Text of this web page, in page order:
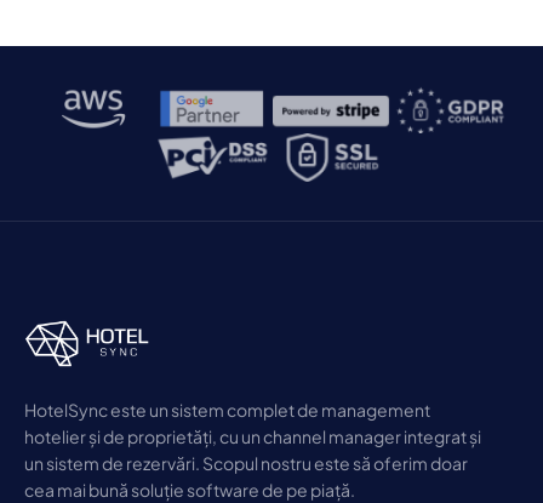
HotelSync este un sistem complet de management
hotelier și de proprietăți, cu un channel manager integrat și
un sistem de rezervări. Scopul nostru este să oferim doar
cea mai bună soluție software de pe piață.